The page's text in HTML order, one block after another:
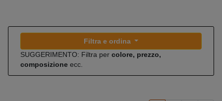
Filtra e ordina
SUGGERIMENTO: Filtra per colore, prezzo,
composizione ecc.